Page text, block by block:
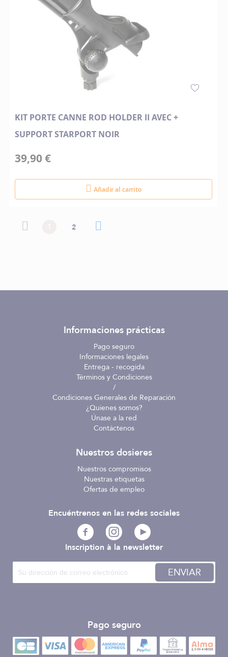
KIT PORTE CANNE ROD HOLDER II AVEC +
SUPPORT STARPORT NOIR
39,90 €
Añadir al carrito
Página Página anterior
Actualmente estás leyendo página
Página
2
Informaciones prácticas
Pago seguro
Informaciones legales
Entrega - recogida
Términos y Condiciones
/
Condiciones Generales de Reparación
¿Quienes somos?
Únase a la red
Contáctenos
Nuestros dosieres
Nuestros compromisos
Nuestras etiquetas
Ofertas de empleo
Inscription à la newsletter
ENVIAR
Pago seguro
Encuéntrenos en las redes sociales